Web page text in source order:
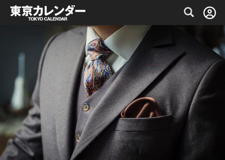
グルメ情報・プレミアムレストラン予約